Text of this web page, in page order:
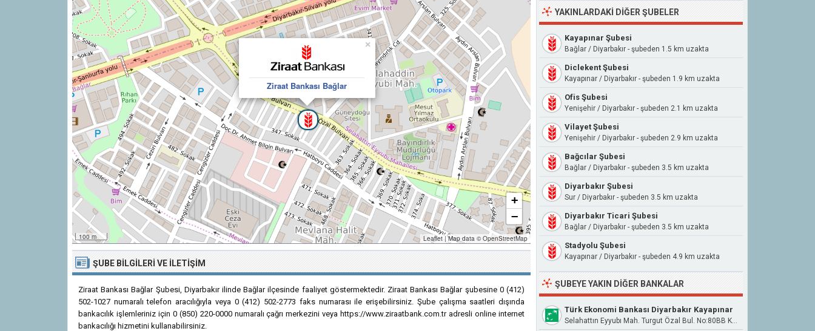
Ziraat Bankası Bağlar
×
100 m
+
−
Leaflet |Map data © OpenStreetMap
ŞUBE BILGILERI VE İLETIŞIM
Ziraat Bankası Bağlar Şubesi, Diyarbakır ilinde Bağlar ilçesinde faaliyet göstermektedir. Ziraat Bankası Bağlar şubesine 0 (412)
502-1027 numaralı telefon aracılığıyla veya 0 (412) 502-2773 faks numarası ile erişebilirsiniz. Şube çalışma saatleri dışında
bankacılık işlemleriniz için 0 (850) 220-0000 numaralı çağrı merkezini veya https://www.ziraatbank.com.tr adresli online internet
bankacılığı hizmetini kullanabilirsiniz.
YAKINLARDAKI DIĞER ŞUBELER
Kayapınar Şubesi
Bağlar / Diyarbakır - şubeden 1.5 km uzakta
Diclekent Şubesi
Kayapınar / Diyarbakır - şubeden 1.9 km uzakta
Ofis Şubesi
Yenişehir / Diyarbakır - şubeden 2.1 km uzakta
Vilayet Şubesi
Yenişehir / Diyarbakır - şubeden 2.9 km uzakta
Bağcılar Şubesi
Bağlar / Diyarbakır - şubeden 3.5 km uzakta
Diyarbakır Şubesi
Sur / Diyarbakır - şubeden 3.5 km uzakta
Diyarbakır Ticari Şubesi
Bağlar / Diyarbakır - şubeden 3.5 km uzakta
Stadyolu Şubesi
Kayapınar / Diyarbakır - şubeden 4.9 km uzakta
ŞUBEYE YAKIN DIĞER BANKALAR
Türk Ekonomi Bankası Diyarbakır Kayapınar
Selahattın Eyyubı Mah. Turgut Özal Bul. No:80BB Kayapınar/Diyarbakır